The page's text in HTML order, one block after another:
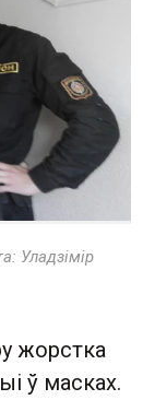
Уладзімір
жорстка
ў масках.